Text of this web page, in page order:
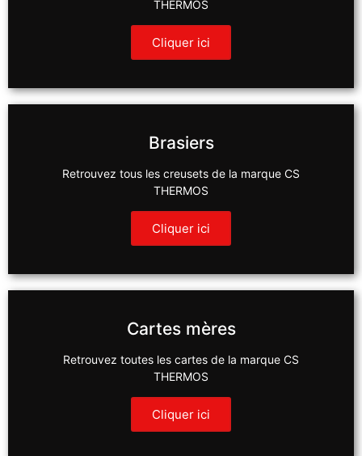
THERMOS
Cliquer ici
Brasiers
Retrouvez tous les creusets de la marque CS
THERMOS
Cliquer ici
Cartes mères
Retrouvez toutes les cartes de la marque CS
THERMOS
Cliquer ici